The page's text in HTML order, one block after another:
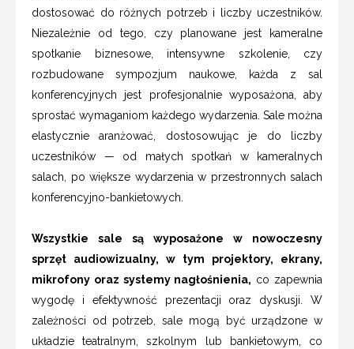
dostosować do różnych potrzeb i liczby uczestników.
Niezależnie od tego, czy planowane jest kameralne
spotkanie biznesowe, intensywne szkolenie, czy
rozbudowane sympozjum naukowe, każda z sal
konferencyjnych jest profesjonalnie wyposażona, aby
sprostać wymaganiom każdego wydarzenia. Sale można
elastycznie aranżować, dostosowując je do liczby
uczestników — od małych spotkań w kameralnych
salach, po większe wydarzenia w przestronnych salach
konferencyjno-bankietowych.
Wszystkie sale są wyposażone w nowoczesny
sprzęt audiowizualny, w tym projektory, ekrany,
mikrofony oraz systemy nagłośnienia, co zapewnia
wygodę i efektywność prezentacji oraz dyskusji. W
zależności od potrzeb, sale mogą być urządzone w
układzie teatralnym, szkolnym lub bankietowym, co